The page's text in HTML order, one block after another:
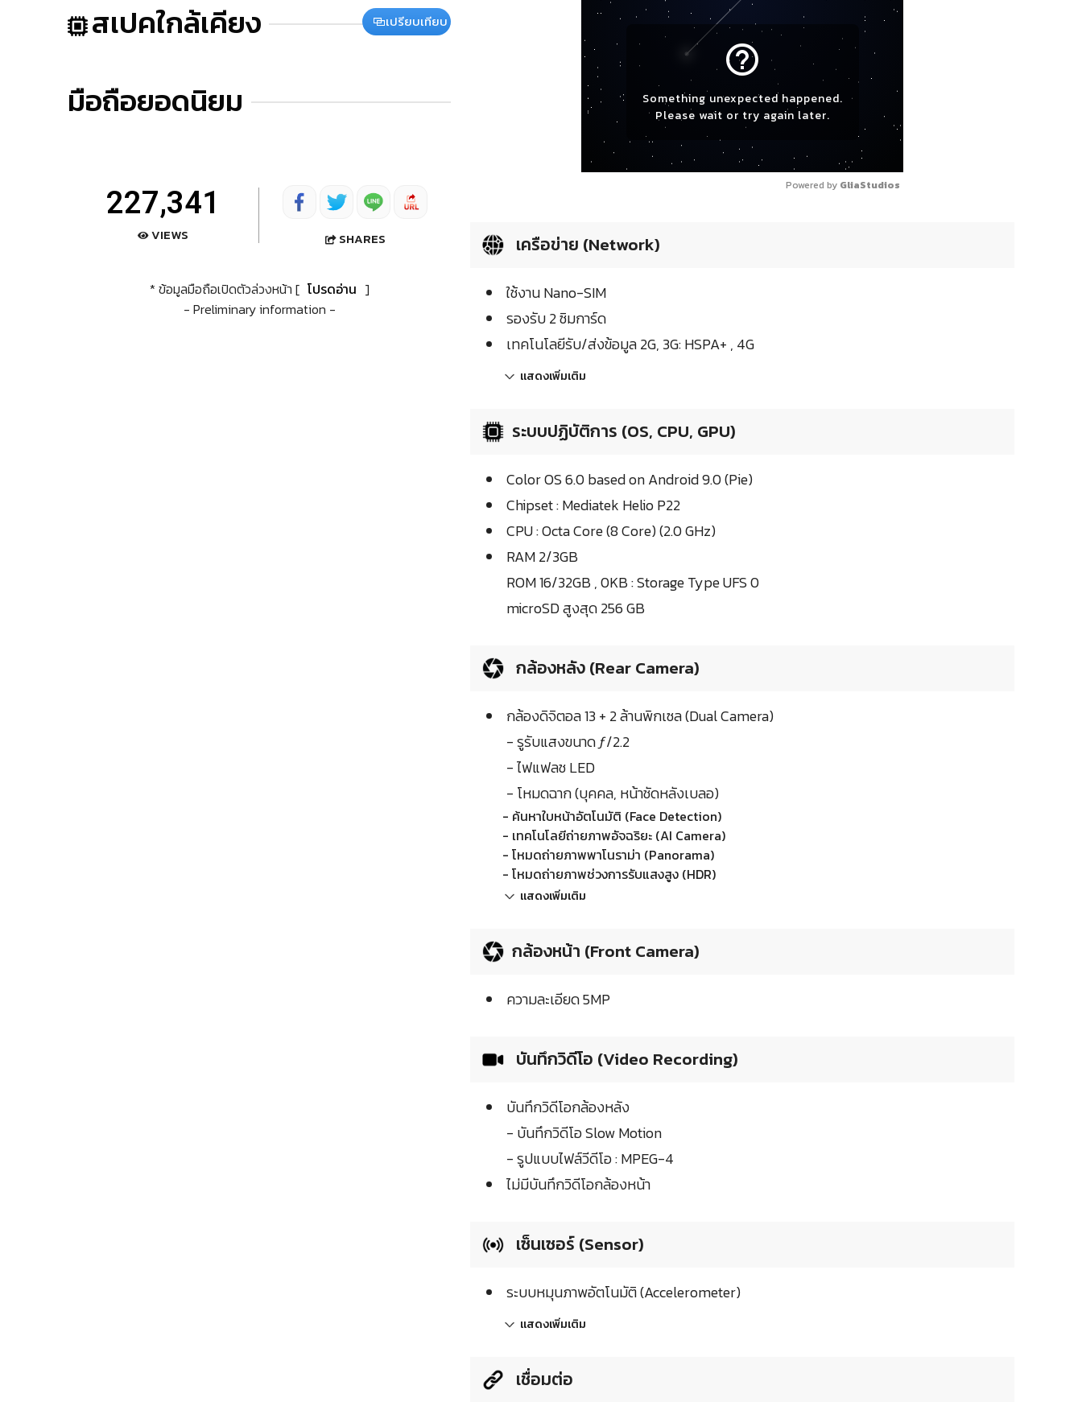
สเปคใกล้เคียง เปรียบเทียบ
มือถือยอดนิยม
227,341
VIEWS SHARES
* ข้อมูลมือถือเปิดตัวล่วงหน้า [ โปรดอ่าน ]
- Preliminary information -
help_outline
Something unexpected happened.
Please wait or try again later.
Powered by GliaStudios
เครือข่าย (Network)
ใช้งาน Nano-SIM
รองรับ 2 ซิมการ์ด
เทคโนโลยีรับ/ส่งข้อมูล 2G, 3G: HSPA+ , 4G
แสดงเพิ่มเติม
ระบบปฏิบัติการ (OS, CPU, GPU)
Color OS 6.0 based on Android 9.0 (Pie)
Chipset : Mediatek Helio P22
CPU : Octa Core (8 Core) (2.0 GHz)
RAM 2/3GB
ROM 16/32GB , 0KB : Storage Type UFS 0
microSD สูงสุด 256 GB
กล้องหลัง (Rear Camera)
กล้องดิจิตอล 13 + 2 ล้านพิกเซล (Dual Camera)
- รูรับแสงขนาด ƒ/2.2
- ไฟแฟลช LED
- โหมดฉาก (บุคคล, หน้าชัดหลังเบลอ)
- ค้นหาใบหน้าอัตโนมัติ (Face Detection)
- เทคโนโลยีถ่ายภาพอัจฉริยะ (AI Camera)
- โหมดถ่ายภาพพาโนราม่า (Panorama)
- โหมดถ่ายภาพช่วงการรับแสงสูง (HDR)
แสดงเพิ่มเติม
กล้องหน้า (Front Camera)
ความละเอียด 5MP
บันทึกวิดีโอ (Video Recording)
บันทึกวิดีโอกล้องหลัง
- บันทึกวิดีโอ Slow Motion
- รูปแบบไฟล์วีดีโอ : MPEG-4
ไม่มีบันทึกวิดีโอกล้องหน้า
เซ็นเซอร์ (Sensor)
ระบบหมุนภาพอัตโนมัติ (Accelerometer)
แสดงเพิ่มเติม
เชื่อมต่อ